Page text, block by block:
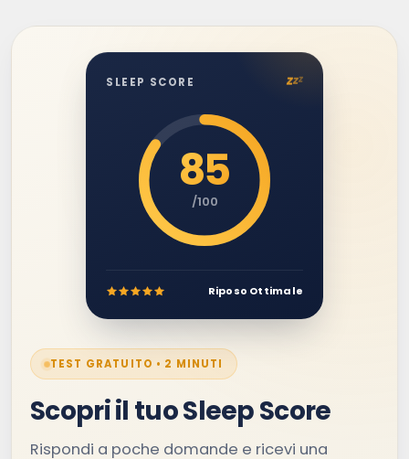
TEST GRATUITO • 2 MINUTI
Scopri il tuo Sleep Score
Rispondi a poche domande e ricevi una
SLEEP SCORE zzz
85
/100
Riposo Ottimale